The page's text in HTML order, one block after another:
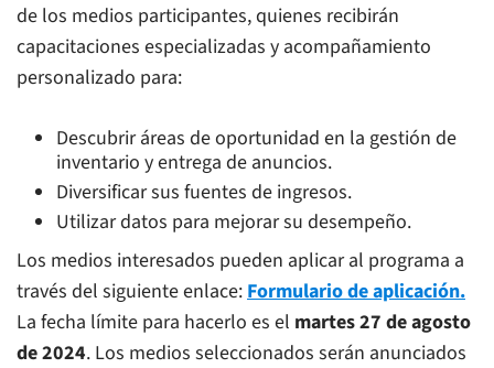
de los medios participantes, quienes recibirán
capacitaciones especializadas y acompañamiento
personalizado para:
Descubrir áreas de oportunidad en la gestión de
inventario y entrega de anuncios.
Diversificar sus fuentes de ingresos.
Utilizar datos para mejorar su desempeño.
Los medios interesados pueden aplicar al programa a
través del siguiente enlace: Formulario de aplicación.
La fecha límite para hacerlo es el martes27 de agosto
de 2024. Los medios seleccionados serán anunciados